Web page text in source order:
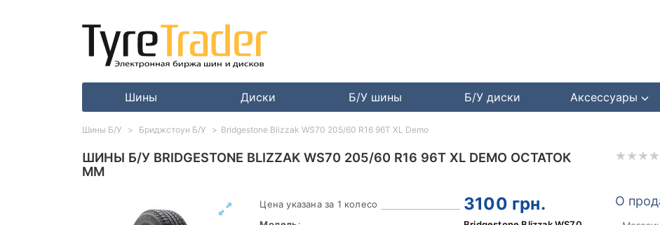
Шины Диски Б/У шины Б/У диски Аксессуары
ШИНЫ Б/У BRIDGESTONE BLIZZAK WS70 205/60 R16 96T XL DEMO ОСТАТОК
ММ
Цена указана за 1 колесо 3100 грн. О
Шины Б/У Бриджстоун Б/У Bridgestone Blizzak WS70 205/60 R16 96T XL Demo